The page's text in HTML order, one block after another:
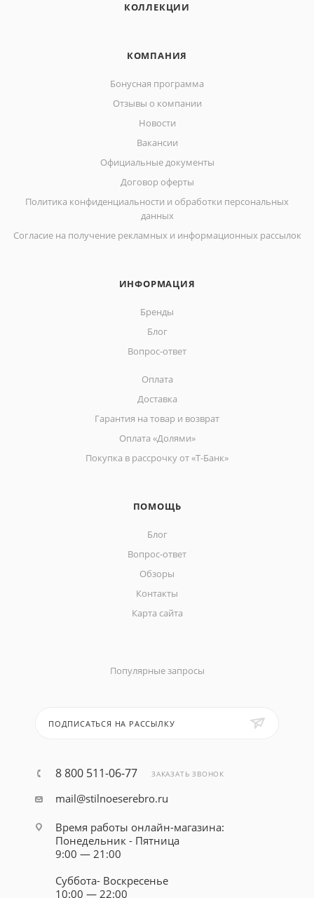
КОЛЛЕКЦИИ
КОМПАНИЯ
Бонусная программа
Отзывы о компании
Новости
Вакансии
Официальные документы
Договор оферты
Политика конфиденциальности и обработки персональных
данных
Согласие на получение рекламных и информационных рассылок
ИНФОРМАЦИЯ
Бренды
Блог
Вопрос-ответ
Оплата
Доставка
Гарантия на товар и возврат
Оплата «Долями»
Покупка в рассрочку от «Т-Банк»
ПОМОЩЬ
Блог
Вопрос-ответ
Обзоры
Контакты
Карта сайта
Популярные запросы
ПОДПИСАТЬСЯ НА РАССЫЛКУ
8 800 511-06-77 ЗАКАЗАТЬ ЗВОНОК
mail@stilnoeserebro.ru
Время работы онлайн-магазина:
Понедельник - Пятница
9:00 — 21:00
Суббота- Воскресенье
10:00 — 22:00